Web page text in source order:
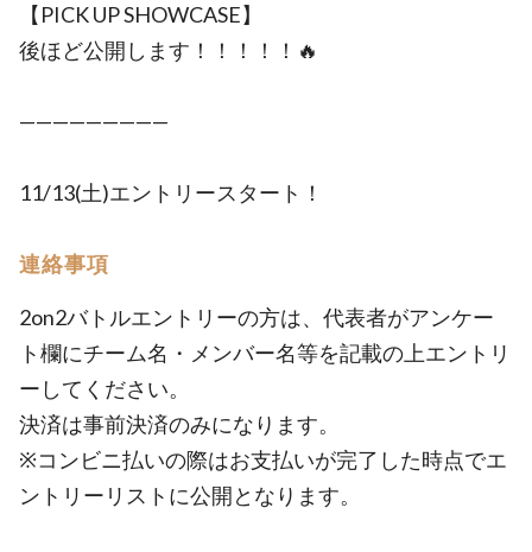
【PICK UP SHOWCASE】
後ほど公開します！！！！！🔥
—————————
11/13(土)エントリースタート！
連絡事項
2on2バトルエントリーの方は、代表者がアンケー
ト欄にチーム名・メンバー名等を記載の上エントリ
ーしてください。
決済は事前決済のみになります。
※コンビニ払いの際はお支払いが完了した時点でエ
ントリーリストに公開となります。